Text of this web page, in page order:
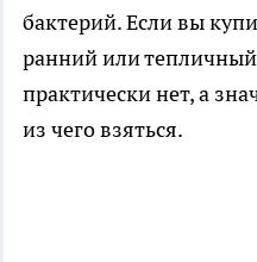
бактерий. Если вы
ранний или
практически нет, а
из чего взяться.